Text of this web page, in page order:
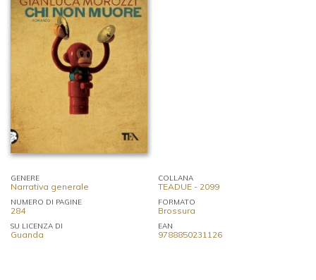
GENERE
Narrativa generale
COLLANA
TEADUE - 2099
NUMERO DI PAGINE
284
FORMATO
Brossura
SU LICENZA DI
Guanda
EAN
9788850231126